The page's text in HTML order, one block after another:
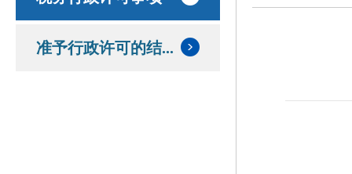
准予行政许可的结...